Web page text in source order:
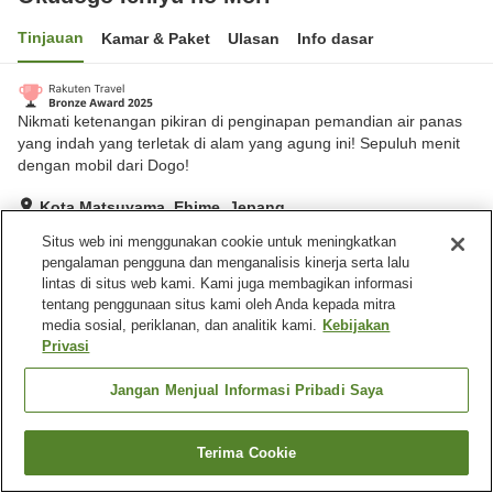
Tinjauan Kamar & Paket Ulasan Info dasar
Nikmati ketenangan pikiran di penginapan pemandian air panas
yang indah yang terletak di alam yang agung ini! Sepuluh menit
dengan mobil dari Dogo!
Kota Matsuyama, Ehime, Jepang
Hebat Ulasan:1,242
Fasilitas properti
Spa / Salon kecantikan
Kolam renang
Cari kamar
Situs web ini menggunakan cookie untuk meningkatkan
pengalaman pengguna dan menganalisis kinerja serta lalu
lintas di situs web kami. Kami juga membagikan informasi
tentang penggunaan situs kami oleh Anda kepada mitra
media sosial, periklanan, dan analitik kami. Kebijakan
Privasi
Jangan Menjual Informasi Pribadi Saya
Terima Cookie